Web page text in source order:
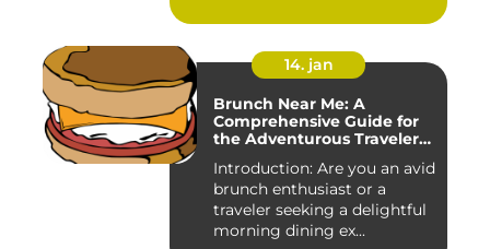
14. jan
Brunch Near Me: A
Comprehensive Guide for
the Adventurous Traveler
Introduction: Are you an avid
brunch enthusiast or a
traveler seeking a delightful
morning dining ex...